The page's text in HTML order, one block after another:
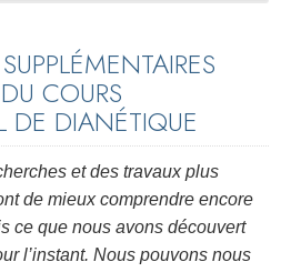
COURS
DE DIANÉTIQUE
et des travaux plus
de mieux comprendre encore
ce que nous avons découvert
l’instant. Nous pouvons nous